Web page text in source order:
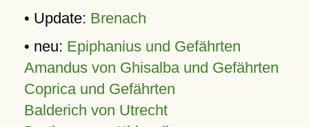
• Update: Brenach
• neu: Epiphanius und Gefährten
Amandus von Ghisalba und Gefährten
Coprica und Gefährten
Balderich von Utrecht